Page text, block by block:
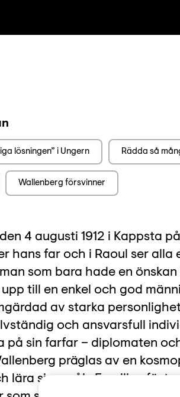
lösningen” i Ungern Rädda så
Wallenberg försvinner
4 augusti 1912 i Kappsta
hans far och i Raoul ser alla
som bara hade en
till en enkel och god
av starka
och ansvarsfull
på sin farfar – diplomaten
präglas av en
lära sig språk. Familjen